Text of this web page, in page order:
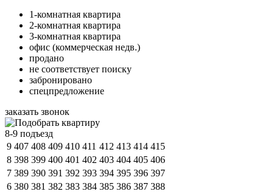
1-комнатная квартира
2-комнатная квартира
3-комнатная квартира
офис (коммерческая недв.)
продано
не соответствует поиску
забронировано
спецпредложение
заказать звонок
8-9 подъезд
9 407 408 409 410 411 412 413 414 415
8 398 399 400 401 402 403 404 405 406
7 389 390 391 392 393 394 395 396 397
6 380 381 382 383 384 385 386 387 388